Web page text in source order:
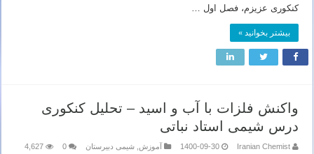
کنکوری عزیزم، فصل اول …
بیشتر بخوانید »
واکنش فلزات با آب و اسید – تحلیل کنکوری
درس شیمی استاد نباتی
Iranian Chemist
1400-09-30 آموزش شیمی دبیرستان 0
4,627